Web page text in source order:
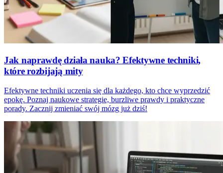
Jak naprawdę działa nauka? Efektywne techniki,
które rozbijają mity
Efektywne techniki uczenia się dla każdego, kto chce wyprzedzić
epokę. Poznaj naukowe strategie, burzliwe prawdy i praktyczne
porady. Zacznij zmieniać swój mózg już dziś!